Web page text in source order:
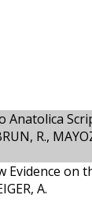
Anatolica
R.,
Evidence on
A.